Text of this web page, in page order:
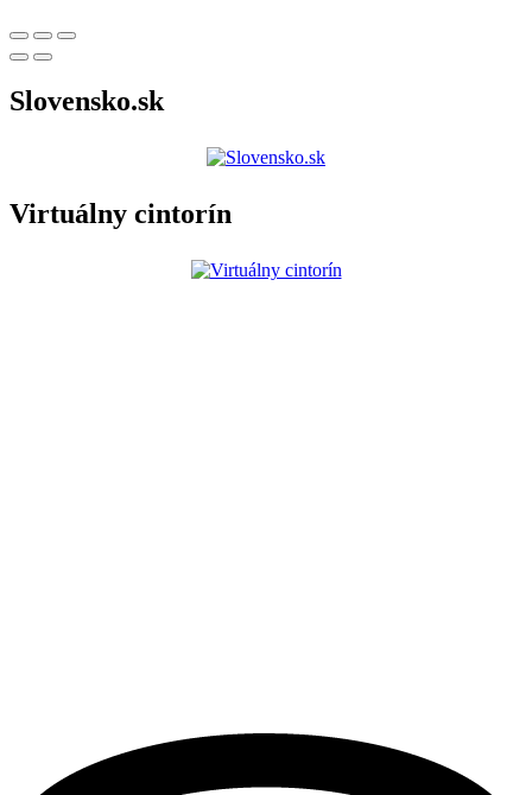
Slovensko.sk
Virtuálny cintorín